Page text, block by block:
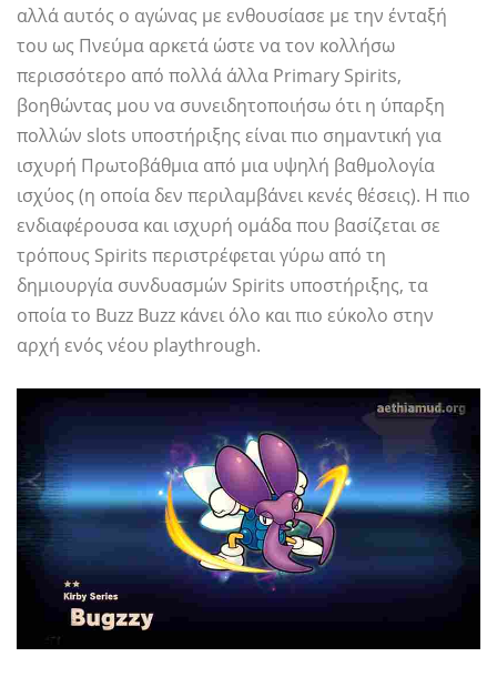
αλλά αυτός ο αγώνας με ενθουσίασε με την ένταξή
του ως Πνεύμα αρκετά ώστε να τον κολλήσω
περισσότερο από πολλά άλλα Primary Spirits,
βοηθώντας μου να συνειδητοποιήσω ότι η ύπαρξη
πολλών slots υποστήριξης είναι πιο σημαντική για
ισχυρή Πρωτοβάθμια από μια υψηλή βαθμολογία
ισχύος (η οποία δεν περιλαμβάνει κενές θέσεις). Η πιο
ενδιαφέρουσα και ισχυρή ομάδα που βασίζεται σε
τρόπους Spirits περιστρέφεται γύρω από τη
δημιουργία συνδυασμών Spirits υποστήριξης, τα
οποία το Buzz Buzz κάνει όλο και πιο εύκολο στην
αρχή ενός νέου playthrough.